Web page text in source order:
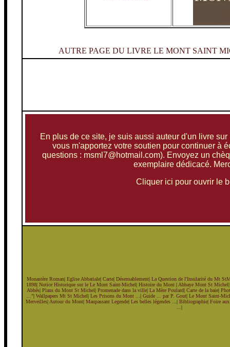
AUTRE PAGE DU LIVRE LE MONT SAINT
En plus de ce site, je suis aussi auteur d'un livre
vous m'apportez votre soutien pour continuer à
questions : msml7@hotmail.com). Envoyez un
exemplaire dédicacé.
Cliquer ici pour ouvrir le
Monastère Roman| Eglise Abbatiale| Carte| Désensablement| La Question de l'Insularité du Mt
1898|Notice Historique sur le Le Mont Saint-Michel|Histoire du Mont| Abbaye Mont St Michel
Abbés|Plans du Mont St Michel|Promenade dans la ville|La Mère Poulard|Carte de la baie|
..."| Wallpapers Mt St Michel| Les Prisons du Mont ... | Guide ... par P. Gout| Le Mont Saint-
Merveilles| Autour du Mont|Maupassant Legende|Les belles légendes ...|Bibliographie|Foire
...|